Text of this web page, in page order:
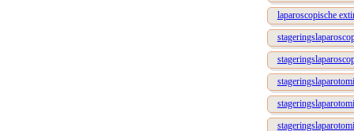
laparoscopische